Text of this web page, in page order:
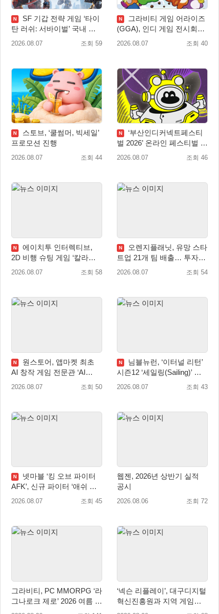
N
SF 기갑 전략 게임 ‘타이
탄 러쉬: 서바이벌’ 국내 정
식 출시
2026.08.07 조회 59
N
그라비티 게임 어라이즈
(GGA), 인디 게임 전시회
‘도쿄 게임 던전 13’ 참가!
2026.08.07 조회 40
N
스토브, ‘쿨썸머, 빅세일’
프로모션 진행
2026.08.07 조회 44
N
‘부산인디커넥트페스티
벌 2026’ 온라인 페스티벌 개
막
2026.08.07 조회 46
N
에이치투 인터렉티브,
2D 비행 슈팅 게임 ‘칼라드
리우스2/다크 엘레멘트’ 올
2026.08.07 조회 58
N
오렌지플래닛, 유망 스타
트업 21개 팀 배출… 투자유
치∙매출성장 성과 눈길
2026.08.07 조회 54
N
원스토어, 앱마켓 최초
AI 창작 게임 전문관 ‘AI
Games’ 오픈
2026.08.07 조회 50
N
님블뉴런, ‘이터널 리턴’
시즌12 ‘세일링(Sailing)’ 프
리시즌 시작
2026.08.07 조회 43
N
넷마블 ‘킹 오브 파이터
AFK’, 신규 파이터 ‘애쉬 크
림존’ 업데이트
2026.08.07 조회 45
웹젠, 2026년 상반기 실적
공시
2026.08.06 조회 72
그라비티, PC MMORPG ‘라
그나로크 제로’ 2026 여름 프
로모션 진행!
‘넥슨 리플레이’, 대구디지털
혁신진흥원과 지역 게임산
업 육성 위한 업무협약 체결